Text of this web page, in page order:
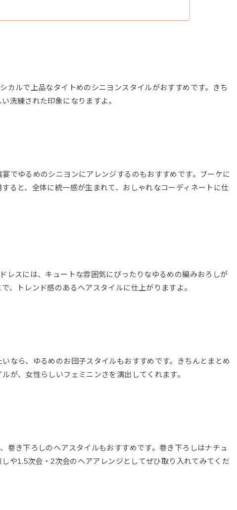
カルで上品なタイトめのシニヨンスタイルがおすすめです。きち
洗練された印象になりますよ。
でゆるめのシニヨンにアレンジするのもおすすめです。ブーケに
ると、全体に統一感が生まれて、おしゃれなコーディネートに仕
レスには、キュートな雰囲気にぴったりなゆるめの編みおろしが
、トレンド感のあるヘアスタイルに仕上がりますよ。
なら、ゆるめのお団子スタイルもおすすめです。きちんとまとめ
が、女性らしいフェミニンさを演出してくれます。
巻き下ろしのヘアスタイルもおすすめです。巻き下ろしはナチュ
や1.5次会・2次会のヘアアレンジとしてぜひ取り入れてみてくだ